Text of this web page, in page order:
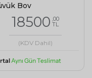
Boy
18500 ,00
TL
(KDV Dahil)
Aynı Gün Teslimat